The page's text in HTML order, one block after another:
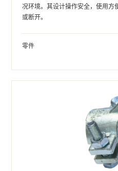
况环境。其设计操作安全，使用方
或断开。
零件